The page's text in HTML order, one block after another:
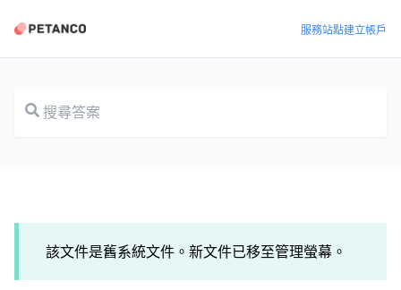
文件 服務站點建立帳戶
該文件是舊系統文件。新文件已移至管理螢幕。